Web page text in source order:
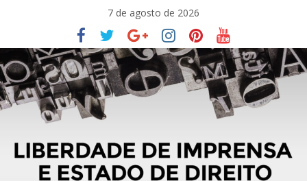
conteúdo
7 de agosto de 2026